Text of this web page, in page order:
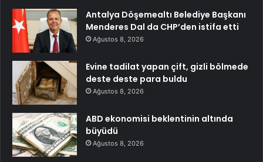
Antalya Döşemealtı Belediye Başkanı
Menderes Dal da CHP’den istifa etti
Ağustos 8, 2026
Evine tadilat yapan çift, gizli bölmede
deste deste para buldu
Ağustos 8, 2026
ABD ekonomisi beklentinin altında
büyüdü
Ağustos 8, 2026